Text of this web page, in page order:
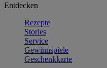
Entdecken
Rezepte
Stories
Service
Gewinnspiele
Geschenkkarte